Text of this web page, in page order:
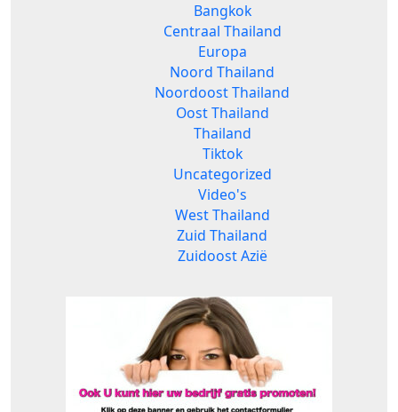
Bangkok
Centraal Thailand
Europa
Noord Thailand
Noordoost Thailand
Oost Thailand
Thailand
Tiktok
Uncategorized
Video's
West Thailand
Zuid Thailand
Zuidoost Azië